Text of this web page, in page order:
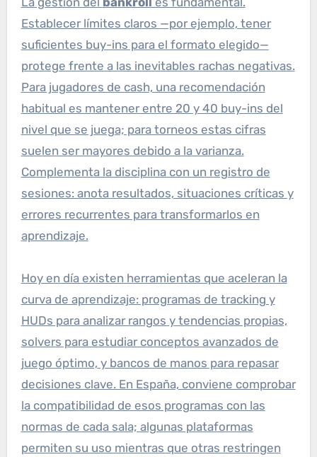
Establecer límites claros —por ejemplo, tener
suficientes buy-ins para el formato elegido—
protege frente a las inevitables rachas negativas.
Para jugadores de cash, una recomendación
habitual es mantener entre 20 y 40 buy-ins del
nivel que se juega; para torneos estas cifras
suelen ser mayores debido a la varianza.
Complementa la disciplina con un registro de
sesiones: anota resultados, situaciones críticas y
errores recurrentes para transformarlos en
aprendizaje.
Hoy en día existen herramientas que aceleran la
curva de aprendizaje: programas de tracking y
HUDs para analizar rangos y tendencias propias,
solvers para estudiar conceptos avanzados de
juego óptimo, y bancos de manos para repasar
decisiones clave. En España, conviene comprobar
la compatibilidad de esos programas con las
normas de cada sala; algunas plataformas
permiten su uso mientras que otras restringen